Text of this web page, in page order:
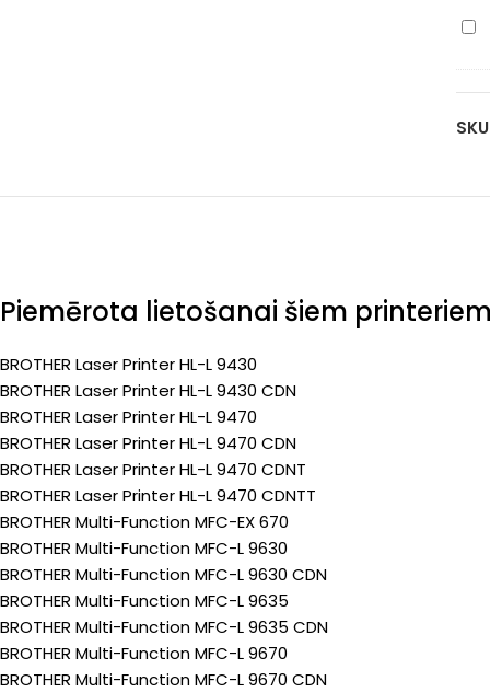
Piemērota lietošanai šiem printeriem
BROTHER Laser Printer HL-L 9430
BROTHER Laser Printer HL-L 9430 CDN
BROTHER Laser Printer HL-L 9470
BROTHER Laser Printer HL-L 9470 CDN
BROTHER Laser Printer HL-L 9470 CDNT
BROTHER Laser Printer HL-L 9470 CDNTT
BROTHER Multi-Function MFC-EX 670
BROTHER Multi-Function MFC-L 9630
BROTHER Multi-Function MFC-L 9630 CDN
BROTHER Multi-Function MFC-L 9635
BROTHER Multi-Function MFC-L 9635 CDN
BROTHER Multi-Function MFC-L 9670
BROTHER Multi-Function MFC-L 9670 CDN